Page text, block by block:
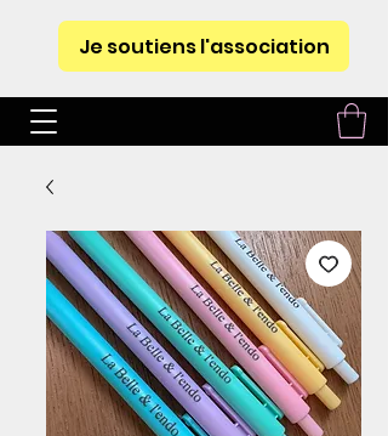
Je soutiens l'association